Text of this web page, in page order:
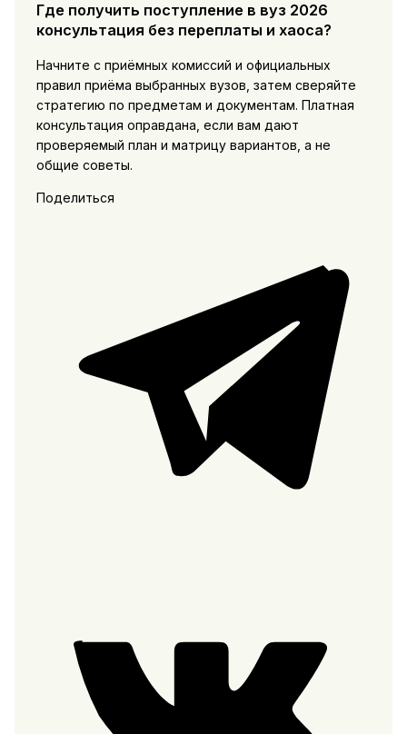
Где получить поступление в вуз 2026
консультация без переплаты и хаоса?
Начните с приёмных комиссий и официальных
правил приёма выбранных вузов, затем сверяйте
стратегию по предметам и документам. Платная
консультация оправдана, если вам дают
проверяемый план и матрицу вариантов, а не
общие советы.
Поделиться